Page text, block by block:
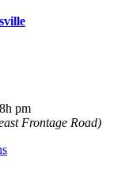
pm
Frontage Road)